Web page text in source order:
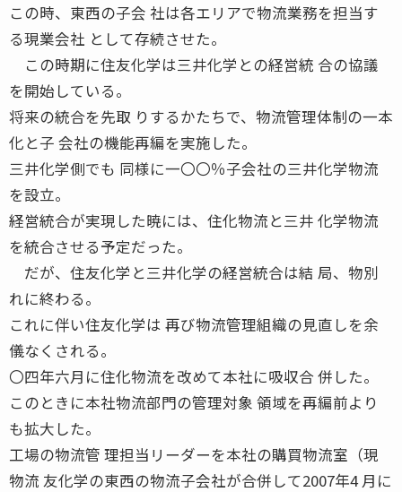
この時、東西の子会 社は各エリアで物流業務を担当す
る現業会社 として存続させた。
この時期に住友化学は三井化学との経営統 合の協議
を開始している。
将来の統合を先取 りするかたちで、物流管理体制の一本
化と子 会社の機能再編を実施した。
三井化学側でも 同様に一〇〇％子会社の三井化学物流
を設立。
経営統合が実現した暁には、住化物流と三井 化学物流
を統合させる予定だった。
だが、住友化学と三井化学の経営統合は結 局、物別
れに終わる。
これに伴い住友化学は 再び物流管理組織の見直しを余
儀なくされる。
〇四年六月に住化物流を改めて本社に吸収合 併した。
このときに本社物流部門の管理対象 領域を再編前より
も拡大した。
工場の物流管 理担当リーダーを本社の購買物流室（現
物流 友化学の東西の物流子会社が合併して2007年4 月に